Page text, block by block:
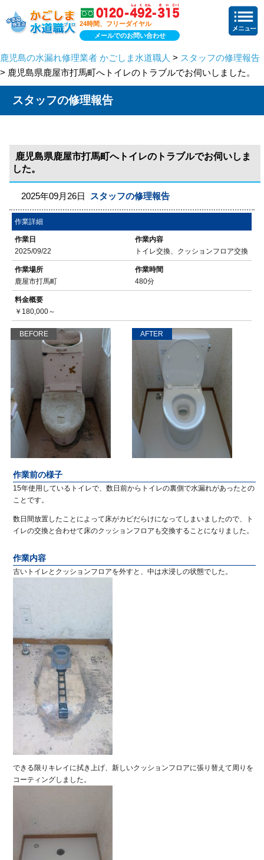
24時間、フリーダイヤル
メールでのお問い合わせ
鹿児島の水漏れ修理業者 かごしま水道職人 > スタッフの修理報告
> 鹿児島県鹿屋市打馬町へトイレのトラブルでお伺いしました。
スタッフの修理報告
鹿児島県鹿屋市打馬町へトイレのトラブルでお伺いしま
した。
2025年09月26日 スタッフの修理報告
作業詳細
作業日
2025/09/22
作業内容
トイレ交換、クッションフロア交換
作業場所
鹿屋市打馬町
作業時間
480分
料金概要
￥180,000～
BEFORE AFTER
作業前の様子
15年使用しているトイレで、数日前からトイレの裏側で水漏れがあったとの
ことです。
数日間放置したことによって床がカビだらけになってしまいましたので、ト
イレの交換と合わせて床のクッションフロアも交換することになりました。
作業内容
古いトイレとクッションフロアを外すと、中は水浸しの状態でした。
できる限りキレイに拭き上げ、新しいクッションフロアに張り替えて周りを
コーティングしました。